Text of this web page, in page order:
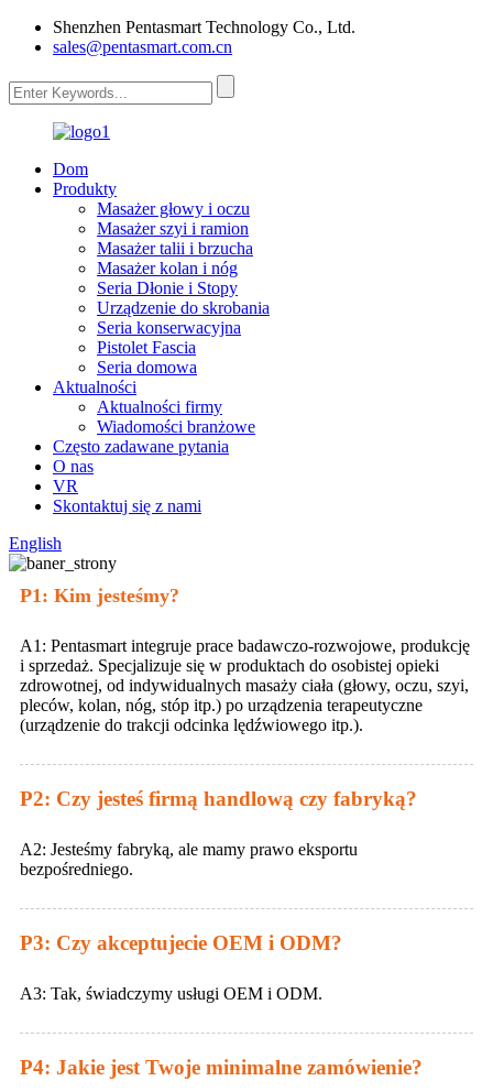
Shenzhen Pentasmart Technology Co., Ltd.
sales@pentasmart.com.cn
Dom
Produkty
Masażer głowy i oczu
Masażer szyi i ramion
Masażer talii i brzucha
Masażer kolan i nóg
Seria Dłonie i Stopy
Urządzenie do skrobania
Seria konserwacyjna
Pistolet Fascia
Seria domowa
Aktualności
Aktualności firmy
Wiadomości branżowe
Często zadawane pytania
O nas
VR
Skontaktuj się z nami
English
P1: Kim jesteśmy?
A1: Pentasmart integruje prace badawczo-rozwojowe, produkcję
i sprzedaż. Specjalizuje się w produktach do osobistej opieki
zdrowotnej, od indywidualnych masaży ciała (głowy, oczu, szyi,
pleców, kolan, nóg, stóp itp.) po urządzenia terapeutyczne
(urządzenie do trakcji odcinka lędźwiowego itp.).
P2: Czy jesteś firmą handlową czy fabryką?
A2: Jesteśmy fabryką, ale mamy prawo eksportu
bezpośredniego.
P3: Czy akceptujecie OEM i ODM?
A3: Tak, świadczymy usługi OEM i ODM.
P4: Jakie jest Twoje minimalne zamówienie?